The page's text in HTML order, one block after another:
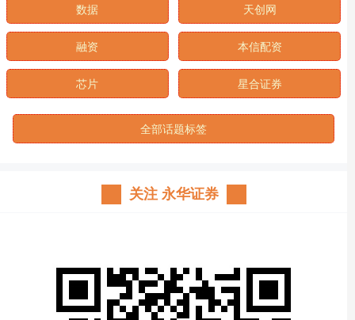
数据 天创网
融资 本信配资
芯片 星合证券
全部话题标签
关注 永华证券